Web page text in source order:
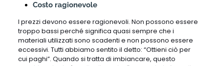
Costo ragionevole
I prezzi devono essere ragionevoli. Non possono essere
troppo bassi perché significa quasi sempre che i
materiali utilizzati sono scadenti e non possono essere
eccessivi. Tutti abbiamo sentito il detto: “Ottieni ciò per
cui paghi”. Quando si tratta di imbiancare, questo